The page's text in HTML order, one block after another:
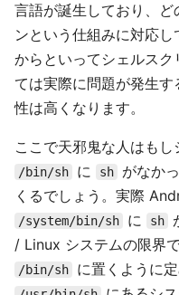
言語が誕生しており、
ンという仕組みに対応
からといってシェルス
ては実際に問題が発生
性は高くなります。
ここで天邪鬼な人はもし
/bin/sh に sh
がなか
くるでしょう。実際
/system/bin/sh に sh
/ Linux システムの限界
/bin/sh に置くように